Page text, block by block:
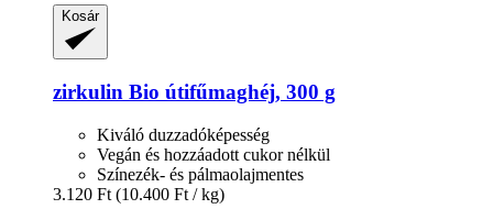
Kosár
zirkulin Bio útifűmaghéj, 300 g
Kiváló duzzadóképesség
Vegán és hozzáadott cukor nélkül
Színezék- és pálmaolajmentes
3.120 Ft (10.400 Ft / kg)